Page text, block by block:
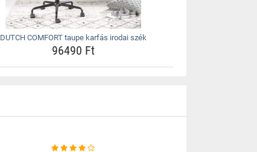
DUTCH COMFORT taupe karfás irodai szék
96490 Ft